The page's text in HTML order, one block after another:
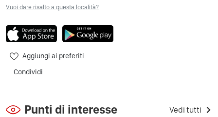
Vuoi dare risalto a questa località?
Aggiungi ai preferiti
Condividi
Punti di interesse Vedi tutti